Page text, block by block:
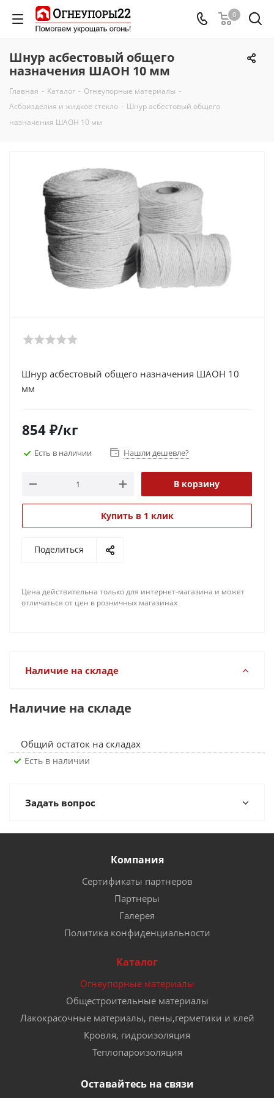
0
Шнур асбестовый общего
назначения ШАОН 10 мм
Главная - Каталог - Огнеупорные материалы -
Асбоизделия и жидкое стекло - Шнур асбестовый общего
назначения ШАОН 10 мм
Шнур асбестовый общего назначения ШАОН 10
мм
854 ₽/кг
Есть в наличии Нашли дешевле?
В корзину
Купить в 1 клик
Поделиться
Цена действительна только для интернет-магазина и может
отличаться от цен в розничных магазинах
Наличие на складе
Наличие на складе
Общий остаток на складах
Есть в наличии
Задать вопрос
Компания
Сертификаты партнеров
Партнеры
Галерея
Политика конфиденциальности
Каталог
Огнеупорные материалы
Общестроительные материалы
Лакокрасочные материалы, пены,герметики и клей
Кровля, гидроизоляция
Теплопароизоляция
Оставайтесь на связи